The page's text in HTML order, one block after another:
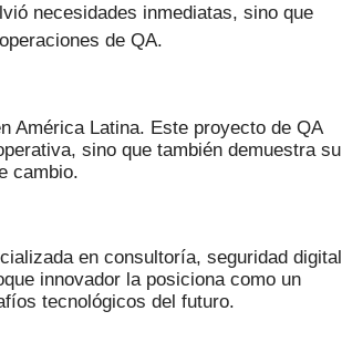
necesidades inmediatas, sino que
de QA.
América Latina. Este proyecto de QA
sino que también demuestra su
cambio.
en consultoría, seguridad digital
innovador la posiciona como un
tecnológicos del futuro.